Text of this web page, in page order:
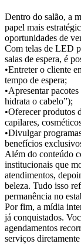
Dentro do salão, a
papel mais
oportunidades de
Com telas de LED
salas de espera, é
•Entreter o cliente
tempo de espera;
•Apresentar
hidrata o cabelo”);
•Oferecer produtos
capilares,
•Divulgar
benefícios
Além do conteúdo
institucionais que
atendimentos,
beleza. Tudo isso
permanência no
Por fim, a mídia
já conquistados.
agendamentos
serviços